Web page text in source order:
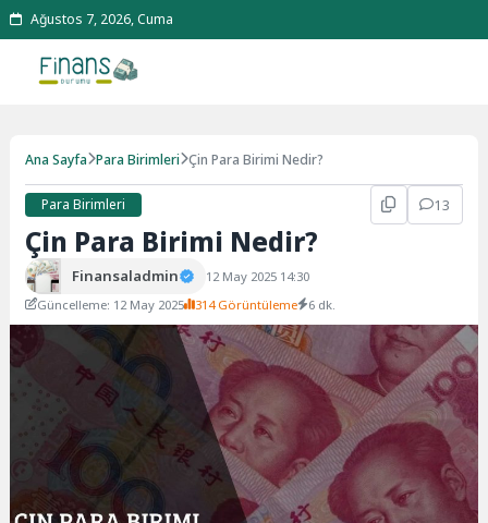
Ağustos 7, 2026, Cuma
Ana Sayfa Para Birimleri Çin Para Birimi Nedir?
Para Birimleri 13
Çin Para Birimi Nedir?
Finansaladmin
12 May 2025 14:30
Güncelleme: 12 May 2025
314 Görüntüleme 6 dk.